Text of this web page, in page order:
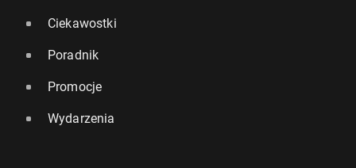
Ciekawostki
Poradnik
Promocje
Wydarzenia